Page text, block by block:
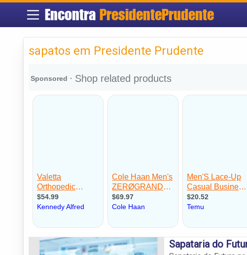
Encontra PresidentePrudente
sapatos em Presidente Prudente
Sapataria do